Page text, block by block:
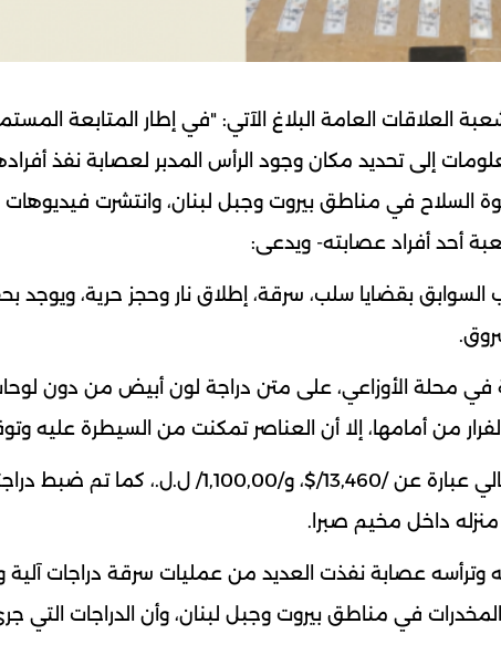
العلاقات العامة البلاغ الآتي: "في إطار المتابعة
إلى تحديد مكان وجود الرأس المدبر لعصابة نفذ
السلاح في مناطق بيروت وجبل لبنان، وانتشرت
أحد أفراد عصابته- ويدعى:
وهو من أصحاب السوابق بقضايا سلب، سرقة، إطلاق نار وحجز حرية،
الشعبة في محلة الأوزاعي، على متن دراجة لون أبيض من دون
من أمامها، إلا أن العناصر تمكنت من السيطرة عليه
بتفتيشه والدراجة عثر على هاتف خلوي ومبلغ مالي عبارة عن /13,460/$، و/1,100,00/ ل.ل.، كما تم
داخل مخيم صبرا.
وترأسه عصابة نفذت العديد من عمليات سرقة دراجات آلية
المخدرات في مناطق بيروت وجبل لبنان، وأن الدراجات التي